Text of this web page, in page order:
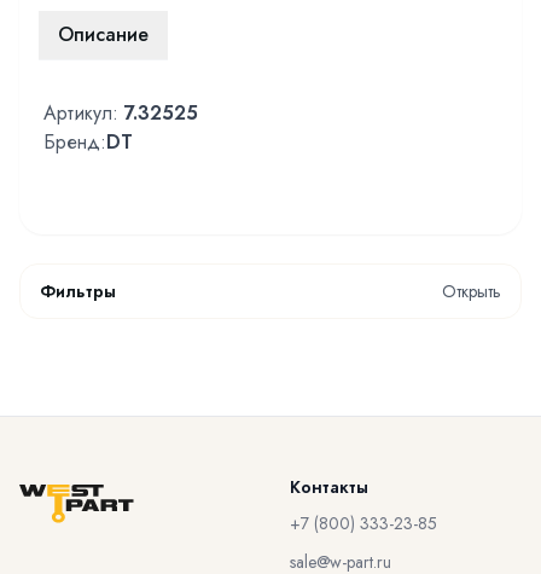
Описание
Артикул: 7.32525
Бренд:DT
Фильтры Открыть
Контакты
+7 (800) 333-23-85
sale@w-part.ru